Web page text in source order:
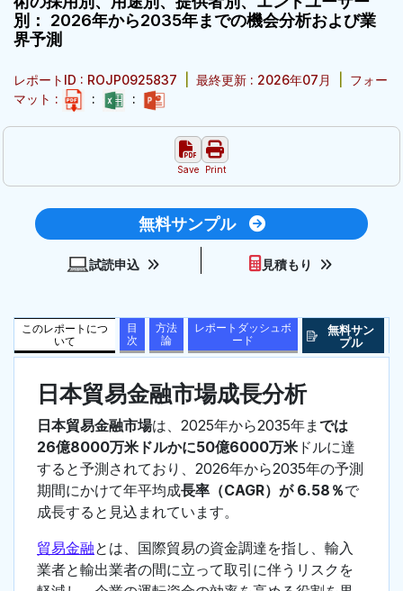
別： 2026年から2035年までの機会分析および業
界予測
レポートID : ROJP0925837 最終更新 : 2026年07月
フォー
マット :
: :
Save Print
無料サンプル
試読申込 見積もり
このレポートにつ
いて
目
次
方法
論
レポートダッシュボ
ード
無料サン
プル
日本貿易金融市場成長分析
日本貿易金融市場は、2025年から2035年ま では
26億8000万米ドルかに50億6000万米 ドルに達
すると予測されており、2026年から2035年の予測
期間にかけて年平均成長率（CAGR）が 6.58％で
成長すると見込まれています。
貿易金融とは、国際貿易の資金調達を指し、輸入
業者と輸出業者の間に立って取引に伴うリスクを